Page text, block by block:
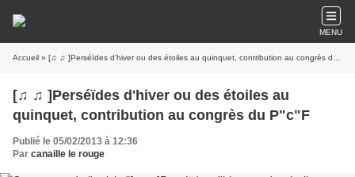
MENU
Accueil » [♫ ♫ ]Perséïdes d'hiver ou des étoiles au quinquet, contribution au congrès du P"c"F
[♫ ♫ ]Perséïdes d'hiver ou des étoiles au
quinquet, contribution au congrès du P"c"F
Publié le 05/02/2013 à 12:36
Par canaille le rouge